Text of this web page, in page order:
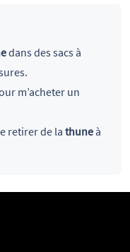
dans des sacs à
m’acheter un
retirer de la thuneà